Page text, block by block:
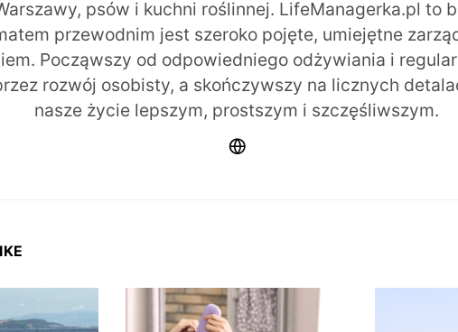
psów i kuchni roślinnej. LifeManagerka.pl to
przewodnim jest szeroko pojęte, umiejętne
Począwszy od odpowiedniego odżywiania i
rozwój osobisty, a skończywszy na licznych
nasze życie lepszym, prostszym i szczęśliwszym.